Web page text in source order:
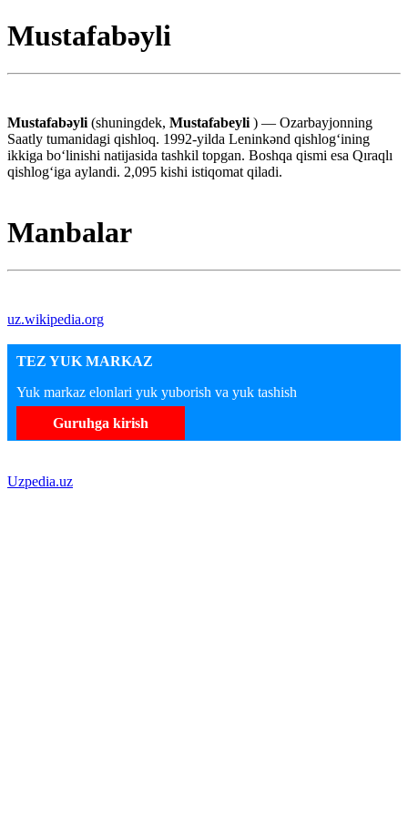
Mustafabəyli
Mustafabəyli (shuningdek, Mustafabeyli ) — Ozarbayjonning
Saatly tumanidagi qishloq. 1992-yilda Leninkənd qishlogʻining
ikkiga boʻlinishi natijasida tashkil topgan. Boshqa qismi esa Qıraqlı
qishlogʻiga aylandi. 2,095 kishi istiqomat qiladi.
Manbalar
uz.wikipedia.org
TEZ YUK MARKAZ
Yuk markaz elonlari yuk yuborish va yuk tashish
Guruhga kirish
Uzpedia.uz